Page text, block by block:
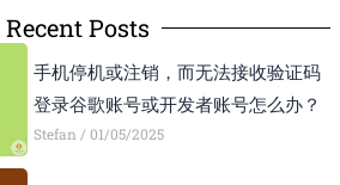
Recent Posts
手机停机或注销，而无法接收验证码
登录谷歌账号或开发者账号怎么办？
Stefan 01/05/2025